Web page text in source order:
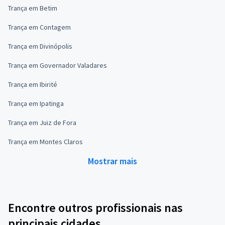
Trança em Betim
Trança em Contagem
Trança em Divinópolis
Trança em Governador Valadares
Trança em Ibirité
Trança em Ipatinga
Trança em Juiz de Fora
Trança em Montes Claros
Mostrar mais
Encontre outros profissionais nas